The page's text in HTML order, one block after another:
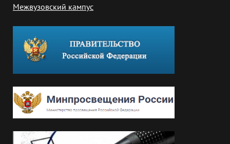
Межвузовский кампус